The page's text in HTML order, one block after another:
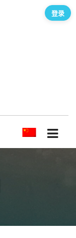
简体中文
登录